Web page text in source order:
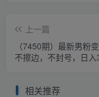
上一篇
（7450期）最新男粉变
不擦边，不封号，日入
相关推荐